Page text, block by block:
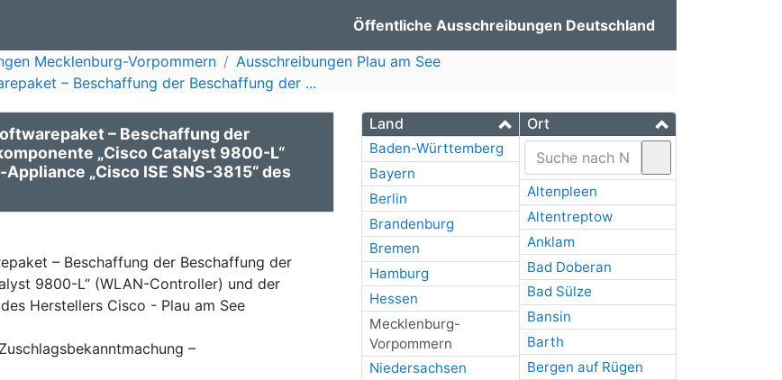
Öffentliche Ausschreibungen Deutschland
Mecklenburg-Vorpommern
Ausschreibungen Plau am See
– Beschaffung der Beschaffung der ...
Land
Baden-Württemberg
Bayern
Berlin
Brandenburg
Bremen
Hamburg
Hessen
Mecklenburg-
Vorpommern
Niedersachsen
Ort
Altenpleen
Altentreptow
Anklam
Bad Doberan
Bad Sülze
Bansin
Barth
Bergen auf Rügen
– Beschaffung der
„Cisco Catalyst 9800-L“
„Cisco ISE SNS-3815“ des
– Beschaffung der Beschaffung der
9800-L“ (WLAN-Controller) und der
Herstellers Cisco - Plau am See
–